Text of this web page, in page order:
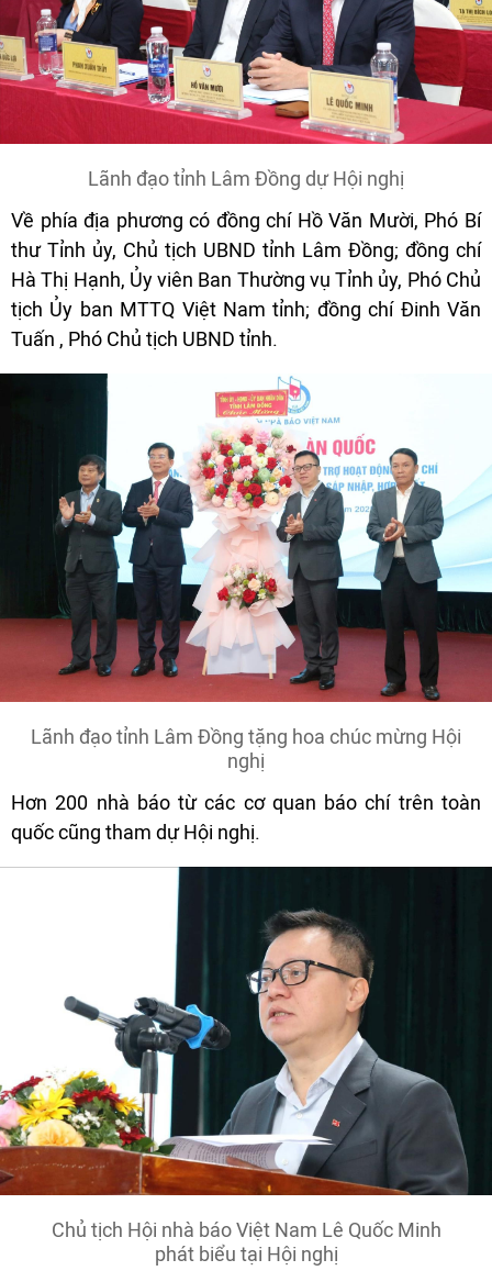
Lãnh đạo tỉnh Lâm Đồng dự Hội nghị
Về phía địa phương có đồng chí Hồ Văn Mười, Phó Bí
thư Tỉnh ủy, Chủ tịch UBND tỉnh Lâm Đồng; đồng chí
Hà Thị Hạnh, Ủy viên Ban Thường vụ Tỉnh ủy, Phó Chủ
tịch Ủy ban MTTQ Việt Nam tỉnh; đồng chí Đinh Văn
Tuấn , Phó Chủ tịch UBND tỉnh.
Lãnh đạo tỉnh Lâm Đồng tặng hoa chúc mừng Hội
nghị
Hơn 200 nhà báo từ các cơ quan báo chí trên toàn
quốc cũng tham dự Hội nghị.
Chủ tịch Hội nhà báo Việt Nam Lê Quốc Minh
phát biểu tại Hội nghị